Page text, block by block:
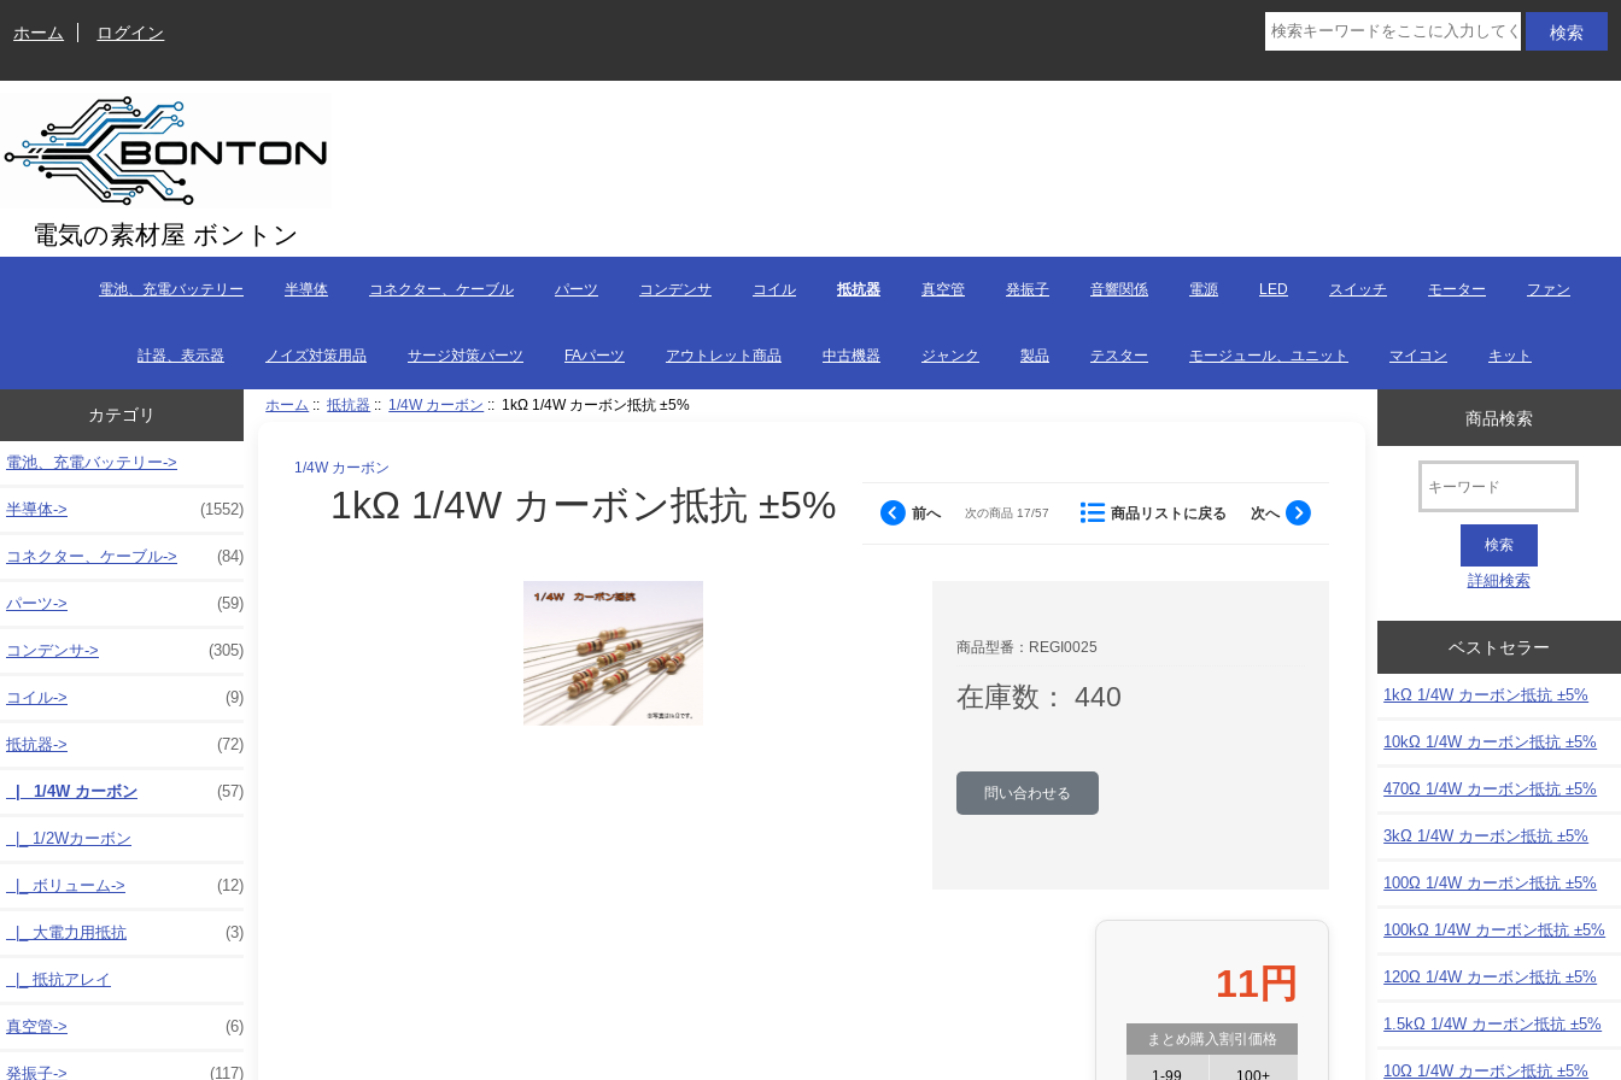
ホーム ログイン
電気の素材屋 ボントン
電池、充電バッテリー 半導体 コネクター、ケーブル パーツ コンデンサ コイル 抵抗器 真空管 発振子 音響関係 電源 LED スイッチ モーター ファン
計器、表示器 ノイズ対策用品 サージ対策パーツ FAパーツ アウトレット商品 中古機器 ジャンク 製品 テスター モージュール、ユニット マイコン キット
カテゴリ
電池、充電バッテリー->
半導体-> (1552)
コネクター、ケーブル-> (84)
パーツ-> (59)
コンデンサ-> (305)
コイル-> (9)
抵抗器-> (72)
|_ 1/4W カーボン (57)
|_ 1/2Wカーボン
|_ ボリューム-> (12)
|_ 大電力用抵抗 (3)
|_ 抵抗アレイ
真空管-> (6)
発振子-> (117)
ホーム ::抵抗器 :: 1/4W カーボン :: 1kΩ 1/4W カーボン抵抗 ±5%
1/4W カーボン
前へ 次の商品 17/57 商品リストに戻る 次へ
1kΩ 1/4W カーボン抵抗 ±5%
商品型番：REGI0025
在庫数： 440
問い合わせる
11円
まとめ購入割引価格
1-99
100+
商品検索
詳細検索
ベストセラー
1kΩ 1/4W カーボン抵抗 ±5%
10kΩ 1/4W カーボン抵抗 ±5%
470Ω 1/4W カーボン抵抗 ±5%
3kΩ 1/4W カーボン抵抗 ±5%
100Ω 1/4W カーボン抵抗 ±5%
100kΩ 1/4W カーボン抵抗 ±5%
120Ω 1/4W カーボン抵抗 ±5%
1.5kΩ 1/4W カーボン抵抗 ±5%
10Ω 1/4W カーボン抵抗 ±5%